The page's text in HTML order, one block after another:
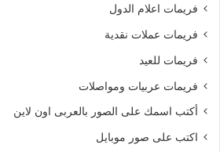
فريمات اعلام الدول
فريمات عملات نقدية
فريمات للعيد
فريمات عربيات ومواصلات
أكتب اسمك على الصور بالعربى اون لاين
اكتب على صور موبايل